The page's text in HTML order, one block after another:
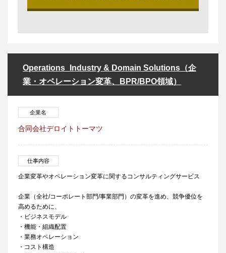
Operations_Industry & Domain Solutions（企
業・オペレーション変革、BPR/BPO領域）
企業名
合同会社デロイトトーマツ
仕事内容
企業変革やオペレーション変革に関するコンサルティングサービス
企業（全社/コーポレート部門/事業部門）の変革を進め、競争優位を
高めるために、
・ビジネスモデル
・機能・組織配置
・業務オペレーション
・コスト構造